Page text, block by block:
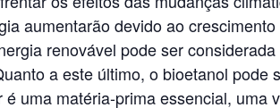
aumentarão devido ao
renovável pode ser
a este último, o bioetanol pode
uma matéria-prima essencial, uma